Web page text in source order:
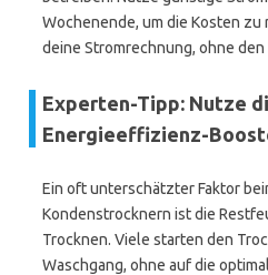
Wochenende, um die Kosten zu
deine Stromrechnung, ohne
Experten-Tipp: Nutze
Energieeffizienz-
Ein oft unterschätzter Faktor
Kondenstrocknern ist die
Trocknen. Viele starten den
Waschgang, ohne auf die